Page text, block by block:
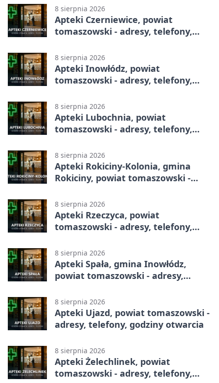
8 sierpnia 2026
Apteki Czerniewice, powiat
tomaszowski - adresy, telefony,
8 sierpnia 2026
Apteki Inowłódz, powiat
tomaszowski - adresy, telefony,
8 sierpnia 2026
Apteki Lubochnia, powiat
tomaszowski - adresy, telefony,
8 sierpnia 2026
Apteki Rokiciny-Kolonia, gmina
Rokiciny, powiat tomaszowski -
8 sierpnia 2026
Apteki Rzeczyca, powiat
tomaszowski - adresy, telefony,
8 sierpnia 2026
Apteki Spała, gmina Inowłódz,
powiat tomaszowski - adresy,
8 sierpnia 2026
Apteki Ujazd, powiat tomaszowski -
adresy, telefony, godziny otwarcia
8 sierpnia 2026
Apteki Żelechlinek, powiat
tomaszowski - adresy, telefony,